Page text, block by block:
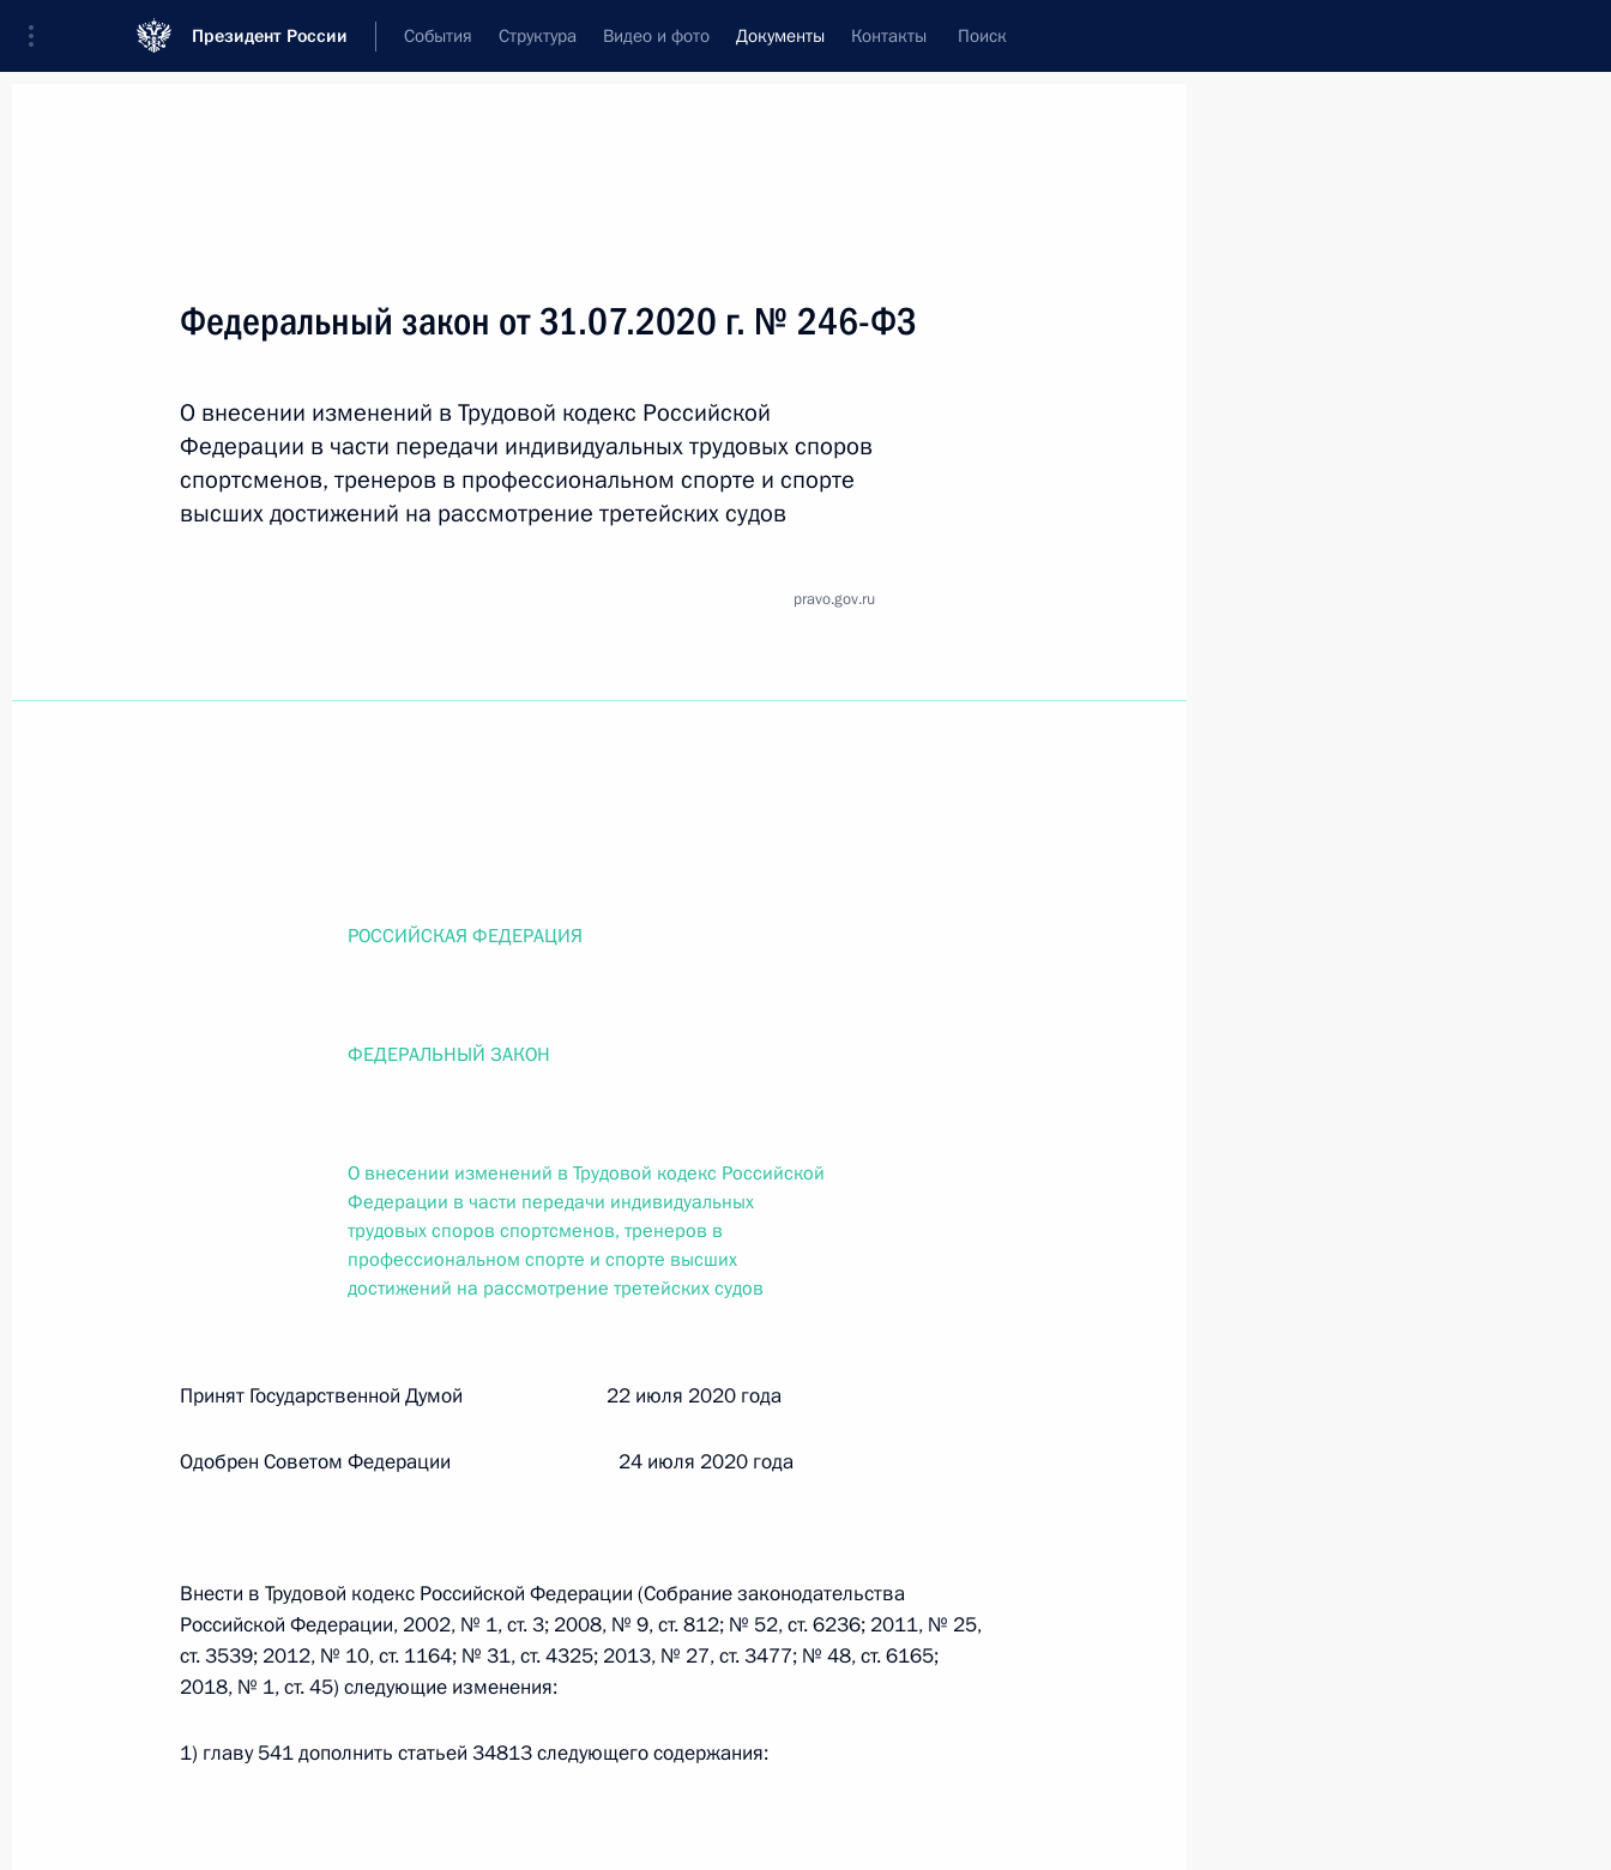
Президент России События Структура Видео и фото Документы Контакты Поиск
Текст в документе
Вид документа
Все
Дата вступления в силу... или дата принятия
Федеральный закон от 26.07.2026 г. № 265-ФЗ
Федеральный закон от 26.07.2026 г. № 256-ФЗ
О внесении изменений в Федеральный закон «О присяжных заседателях федеральных судов общей
Федеральный закон от 26.07.2026 г. № 263-ФЗ
26 июля 2026 года
Федеральный закон от 26.07.2026 г. № 242-ФЗ
кодекса Российской Федерации
Федеральный закон от 31.07.2020 г. № 246-ФЗ
О внесении изменений в Трудовой кодекс Российской
Федерации в части передачи индивидуальных трудовых споров
спортсменов, тренеров в профессиональном спорте и спорте
высших достижений на рассмотрение третейских судов
pravo.gov.ru
РОССИЙСКАЯ ФЕДЕРАЦИЯ
ФЕДЕРАЛЬНЫЙ ЗАКОН
О внесении изменений в Трудовой кодекс Российской
Федерации в части передачи индивидуальных
трудовых споров спортсменов, тренеров в
профессиональном спорте и спорте высших
достижений на рассмотрение третейских судов
Принят Государственной Думой 22 июля 2020 года
Одобрен Советом Федерации 24 июля 2020 года
Внести в Трудовой кодекс Российской Федерации (Собрание законодательства
Российской Федерации, 2002, № 1, ст. 3; 2008, № 9, ст. 812; № 52, ст. 6236; 2011, № 25,
ст. 3539; 2012, № 10, ст. 1164; № 31, ст. 4325; 2013, № 27, ст. 3477; № 48, ст. 6165;
2018, № 1, ст. 45) следующие изменения:
1) главу 541 дополнить статьей 34813 следующего содержания: